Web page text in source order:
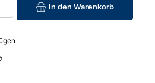
In den Warenkorb